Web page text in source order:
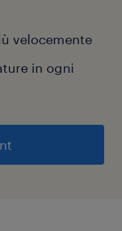
velocemente
in ogni